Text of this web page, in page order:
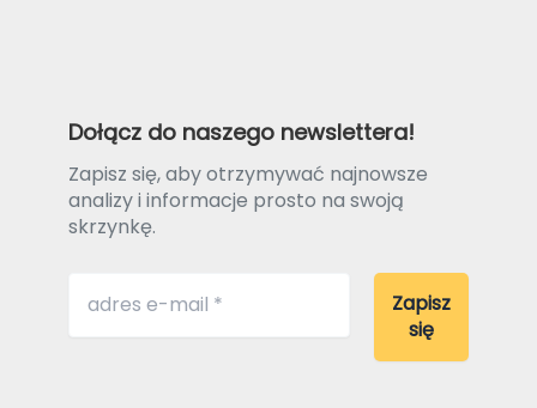
Dołącz do naszego newslettera!
Zapisz się, aby otrzymywać najnowsze
analizy i informacje prosto na swoją
skrzynkę.